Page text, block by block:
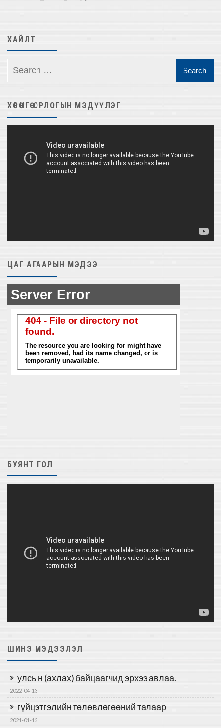
ХАЙЛТ
ХӨРӨНГӨ ОРЛОГЫН МЭДҮҮЛЭГ
ЦАГ АГААРЫН МЭДЭЭ
БУЯНТ ГОЛ
ШИНЭ МЭДЭЭЛЭЛ
улсын (ахлах) байцаагчид эрхээ авлаа.
2022-04-13
гүйцэтгэлийн төлөвлөгөөний талаар
2021-01-12